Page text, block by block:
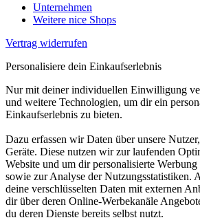
Unternehmen
Weitere nice Shops
Vertrag widerrufen
Personalisiere dein Einkaufserlebnis
Nur mit deiner individuellen Einwilligung
und weitere Technologien, um dir ein
Einkaufserlebnis zu bieten.
Dazu erfassen wir Daten über unsere
Geräte. Diese nutzen wir zur laufenden
Website und um dir personalisierte
sowie zur Analyse der Nutzungsstatistiken.
deine verschlüsselten Daten mit externen
dir über deren Online-Werbekanäle
du deren Dienste bereits selbst nutzt.